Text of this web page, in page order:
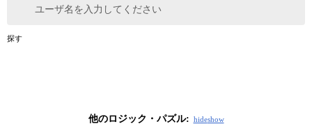
ユーザ名を入力してください
探す
他のロジック・パズル: hideshow